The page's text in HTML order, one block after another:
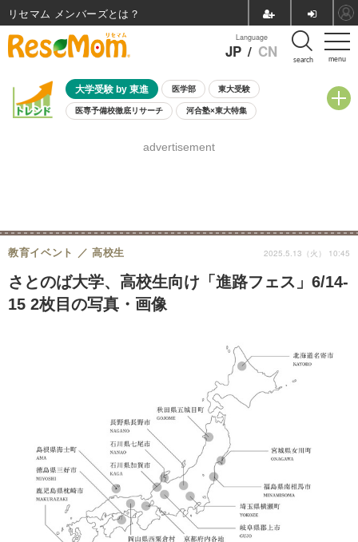
menu
Language
JP / CN search
大学受験 by 東進 医学部 東大受験
医専予備校徹底リサーチ 河合塾×東大特集
8月開催学校説明会・相談会
advertisement
さとのば大学、高校生向け「進路フェス」6/14-
15 2枚目の写真・画像
教育イベント 高校生 2025.5.13（火） 10:45
リセマム メンバーズ